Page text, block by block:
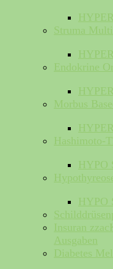
Struma
Endokrine
Morbus
Hashimoto-
HYPO
HYPO
Insuran
Ausgaben
Diabetes